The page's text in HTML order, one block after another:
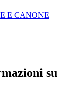
E CANONE
su